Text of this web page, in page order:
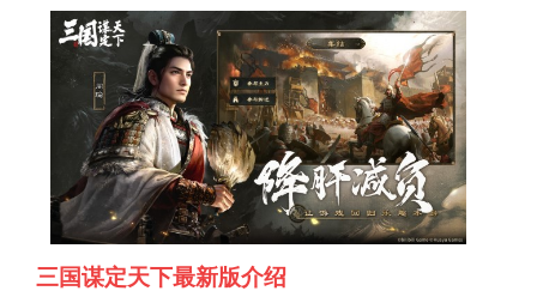
三国谋定天下最新版介绍